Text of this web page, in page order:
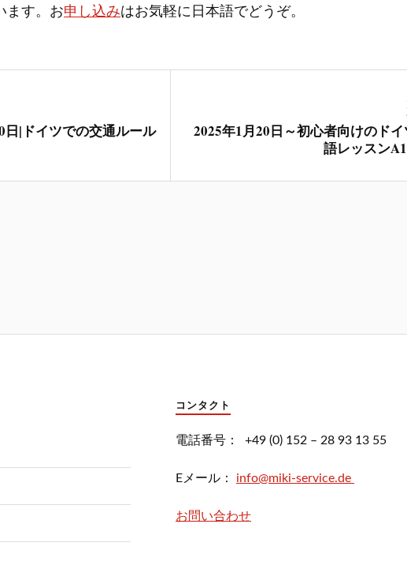
ます。お申し込みはお気軽に日本語でどうぞ。
日|ドイツでの交通ルール
2025年1月20日～初心者向けのドイ
語レッスン
コンタクト
電話番号： +49 (0) 152 – 28 93 13 55
Eメール： info@miki-service.de
お問い合わせ